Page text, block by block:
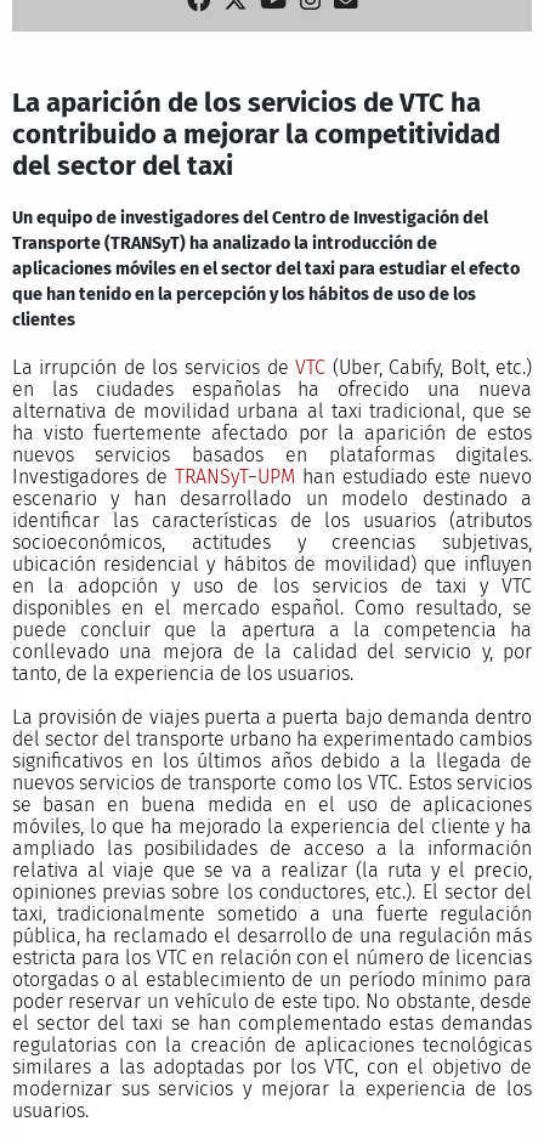
La aparición de los servicios de VTC ha
contribuido a mejorar la competitividad
del sector del taxi
Un equipo de investigadores del Centro de Investigación del
Transporte (TRANSyT) ha analizado la introducción de
aplicaciones móviles en el sector del taxi para estudiar el efecto
que han tenido en la percepción y los hábitos de uso de los
clientes
La irrupción de los servicios deVTC (Uber, Cabify, Bolt, etc.)
en las ciudades españolas ha ofrecido una nueva
alternativa de movilidad urbana al taxi tradicional, que se
ha visto fuertemente afectado por la aparición de estos
nuevos servicios basados en plataformas digitales.
Investigadores de TRANSyT−UPM han estudiado este nuevo
escenario y han desarrollado un modelo destinado a
identificar las características de los usuarios (atributos
socioeconómicos, actitudes y creencias subjetivas,
ubicación residencial y hábitos de movilidad) que influyen
en la adopción y uso de los servicios de taxi y VTC
disponibles en el mercado español. Como resultado, se
puede concluir que la apertura a la competencia ha
conllevado una mejora de la calidad del servicio y, por
tanto, de la experiencia de los usuarios.
La provisión de viajes puerta a puerta bajo demanda dentro
del sector del transporte urbano ha experimentado cambios
significativos en los últimos años debido a la llegada de
nuevos servicios de transporte como los VTC. Estos servicios
se basan en buena medida en el uso de aplicaciones
móviles, lo que ha mejorado la experiencia del cliente y ha
ampliado las posibilidades de acceso a la información
relativa al viaje que se va a realizar (la ruta y el precio,
opiniones previas sobre los conductores, etc.). El sector del
taxi, tradicionalmente sometido a una fuerte regulación
pública, ha reclamado el desarrollo de una regulación más
estricta para los VTC en relación con el número de licencias
otorgadas o al establecimiento de un período mínimo para
poder reservar un vehículo de este tipo. No obstante, desde
el sector del taxi se han complementado estas demandas
regulatorias con la creación de aplicaciones tecnológicas
similares a las adoptadas por los VTC, con el objetivo de
modernizar sus servicios y mejorar la experiencia de los
usuarios.